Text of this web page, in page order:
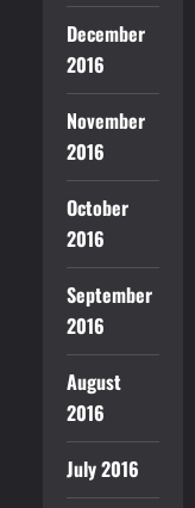
December
2016
November
2016
October
2016
September
2016
August
2016
July 2016